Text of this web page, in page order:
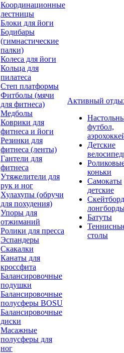
Координационные
лестницы
Блоки для йоги
Бодибары
(гимнастические
палки)
Колеса для йоги
Кольца для
пилатеса
Степ платформы
Фитболы (мячи
для фитнеса)
Медболы
Коврики для
фитнеса и йоги
Резинки для
фитнеса (ленты)
Гантели для
фитнеса
Утяжелители для
рук и ног
Хулахупы (обручи
для похудения)
Упоры для
отжиманий
Ролики для пресса
Эспандеры
Скакалки
Канаты для
кроссфита
Балансировочные
подушки
Балансировочные
полусферы BOSU
Балансировочные
диски
Масажные
полусферы для
ног
Активный
футбол,
Детские
коньки
Самокаты
детские
Батуты
столы